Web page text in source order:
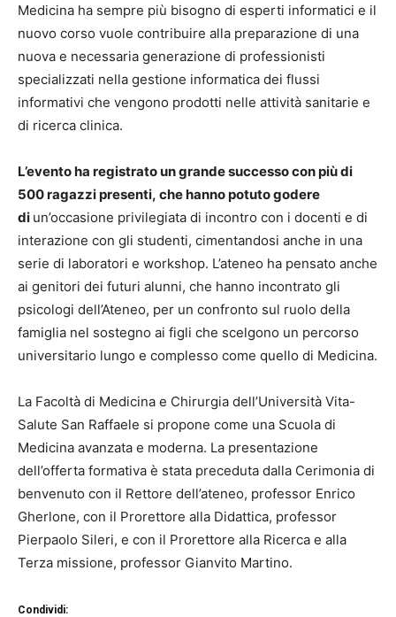
Medicina ha sempre più bisogno di esperti informatici e il
nuovo corso vuole contribuire alla preparazione di una
nuova e necessaria generazione di professionisti
specializzati nella gestione informatica dei flussi
informativi che vengono prodotti nelle attività sanitarie e
di ricerca clinica.
L’evento ha registrato un grande successo con più di
500 ragazzi presenti, che hanno potuto godere
di un’occasione privilegiata di incontro con i docenti e di
interazione con gli studenti, cimentandosi anche in una
serie di laboratori e workshop. L’ateneo ha pensato anche
ai genitori dei futuri alunni, che hanno incontrato gli
psicologi dell’Ateneo, per un confronto sul ruolo della
famiglia nel sostegno ai figli che scelgono un percorso
universitario lungo e complesso come quello di Medicina.
La Facoltà di Medicina e Chirurgia dell’Università Vita-
Salute San Raffaele si propone come una Scuola di
Medicina avanzata e moderna. La presentazione
dell’offerta formativa è stata preceduta dalla Cerimonia di
benvenuto con il Rettore dell’ateneo, professor Enrico
Gherlone, con il Prorettore alla Didattica, professor
Pierpaolo Sileri, e con il Prorettore alla Ricerca e alla
Terza missione, professor Gianvito Martino.
Condividi: